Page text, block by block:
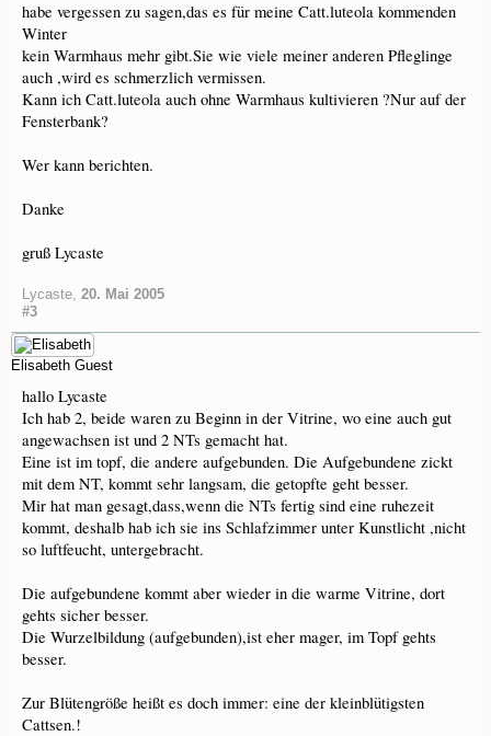
habe vergessen zu sagen,das es für meine Catt.luteola kommenden
Winter
kein Warmhaus mehr gibt.Sie wie viele meiner anderen Pfleglinge
auch ,wird es schmerzlich vermissen.
Kann ich Catt.luteola auch ohne Warmhaus kultivieren ?Nur auf der
Fensterbank?
Wer kann berichten.
Danke
gruß Lycaste
Lycaste, 20. Mai 2005
#3
Elisabeth Guest
hallo Lycaste
Ich hab 2, beide waren zu Beginn in der Vitrine, wo eine auch gut
angewachsen ist und 2 NTs gemacht hat.
Eine ist im topf, die andere aufgebunden. Die Aufgebundene zickt
mit dem NT, kommt sehr langsam, die getopfte geht besser.
Mir hat man gesagt,dass,wenn die NTs fertig sind eine ruhezeit
kommt, deshalb hab ich sie ins Schlafzimmer unter Kunstlicht ,nicht
so luftfeucht, untergebracht.
Die aufgebundene kommt aber wieder in die warme Vitrine, dort
gehts sicher besser.
Die Wurzelbildung (aufgebunden),ist eher mager, im Topf gehts
besser.
Zur Blütengröße heißt es doch immer: eine der kleinblütigsten
Cattsen.!